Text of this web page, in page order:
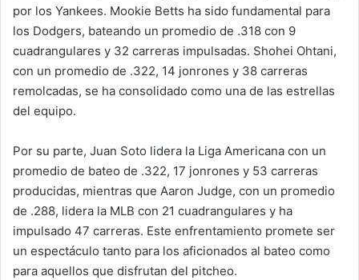
por los Yankees. Mookie Betts ha sido fundamental para
los Dodgers, bateando un promedio de .318 con 9
cuadrangulares y 32 carreras impulsadas. Shohei Ohtani,
con un promedio de .322, 14 jonrones y 38 carreras
remolcadas, se ha consolidado como una de las estrellas
del equipo.
Por su parte, Juan Soto lidera la Liga Americana con un
promedio de bateo de .322, 17 jonrones y 53 carreras
producidas, mientras que Aaron Judge, con un promedio
de .288, lidera la MLB con 21 cuadrangulares y ha
impulsado 47 carreras. Este enfrentamiento promete ser
un espectáculo tanto para los aficionados al bateo como
para aquellos que disfrutan del pitcheo.